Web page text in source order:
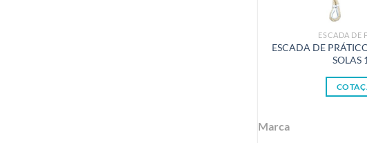
ESCADA DE
ESCADA DE
SOLAS
Marca